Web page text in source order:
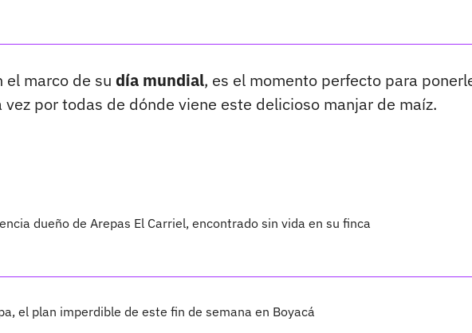
el marco de su día mundial, es el momento perfecto para
por todas de dónde viene este delicioso manjar de maíz.
dueño de Arepas El Carriel, encontrado sin vida en su finca
el plan imperdible de este fin de semana en Boyacá